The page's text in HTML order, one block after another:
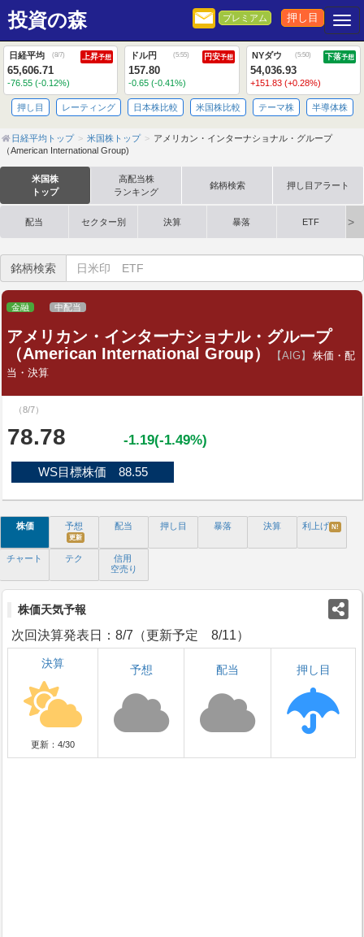
投資の森 プレミアム 押し目
日経平均 (8/7) 上昇予想
65,606.71
-76.55 (-0.12%)
ドル円 (5:55) 円安予想
157.80
-0.65 (-0.41%)
NYダウ (5:50) 下落予想
54,036.93
+151.83 (+0.28%)
押し目 レーティング 日本株比較 米国株比較 テーマ株 半導体株
日経平均トップ 米国株トップ
アメリカン・インターナショナル・グループ
（American International Group)
米国株
トップ
高配当株
ランキング
銘柄検索 押し目アラート
配当 セクター別 決算 暴落 ETF
銘柄検索
金融 中配当
アメリカン・インターナショナル・グループ
（American International Group）
【AIG】
株価・配
当・決算
（8/7）
78.78 -1.19(-1.49%)
WS目標株価 88.55
株価 予想
更新
配当 押し目 暴落 決算 利上げ N!
チャート テク
信用
空売り
株価天気予報
次回決算発表日：8/7（更新予定 8/11）
決算
更新：4/30
予想 配当 押し目